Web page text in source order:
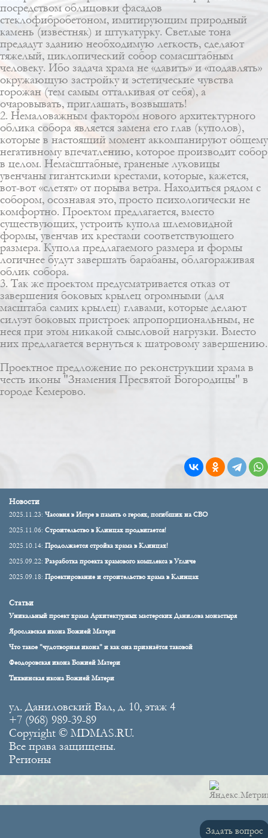
Задать вопрос
посредством облицовки фасадов
стеклофибробетоном, имитирующим природный
камень (известняк) и штукатурку. Светлые тона
предадут зданию необходимую легкость, сделают
тяжелый, циклопический собор сомасштабным
человеку. Ибо задача храма не «давить» и «подавлять»
окружающую застройку и эстетические чувства
горожан (тем самым отталкивая от себя), а
очаровывать, приглашать, возвышать!
2. Немаловажным фактором нового архитектурного
облика собора является замена его глав (куполов),
которые в настоящий момент аккомпанируют общему
негативному впечатлению, которое производит собор
в целом. Немасштабные, граненые луковицы
увенчаны гигантскими крестами, которые, кажется,
вот-вот «слетят» от порыва ветра. Находиться рядом с
собором, осознавая это, просто психологически не
комфортно. Проектом предлагается, вместо
существующих, устроить купола шлемовидной
формы, увенчав их крестами соответствующего
размера. Купола предлагаемого размера и формы
логичнее будут завершать барабаны, облагораживая
облик собора.
3. Так же проектом предусматривается отказ от
завершения боковых крылец огромными (для
масштаба самих крылец) главами, которые делают
силуэт боковых пристроек апропорциональным, не
неся при этом никакой смысловой нагрузки. Вместо
них предлагается вернуться к шатровому завершению.
Проектное предложение по реконструкции храма в
честь иконы "Знамения Пресвятой Богородицы" в
городе Кемерово.
Новости
2025.11.23: Часовня в Истре в память о героях, погибших на СВО
2025.11.06: Строительство в Клинцах продвигается!
2025.10.14: Продолжается стройка храма в Клинцах!
2025.09.22: Разработка проекта храмового комплекса в Угличе
2025.09.18: Проектирование и строительство храма в Клинцах
Статьи
Уникальный проект храма Архитектурных мастерских Данилова монастыря
Ярославская икона Божией Матери
Что такое "чудотворная икона" и как она признаётся таковой
Феодоровская икона Божией Матери
Тихвинская икона Божией Матери
ул. Даниловский Вал, д. 10, этаж 4
+7 (968) 989-39-89
Copyright © MDMAS.RU.
Все права защищены.
Регионы